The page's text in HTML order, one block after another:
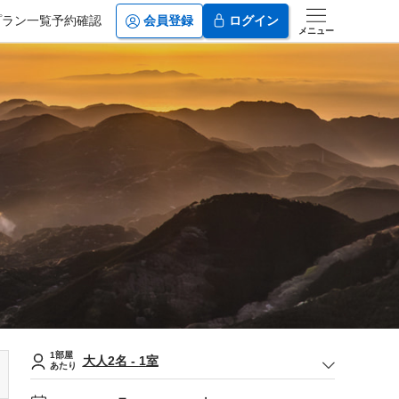
ン一覧予約確認 会員登録 ログイン
メニュー
1部屋
あたり
大人2名 - 1室